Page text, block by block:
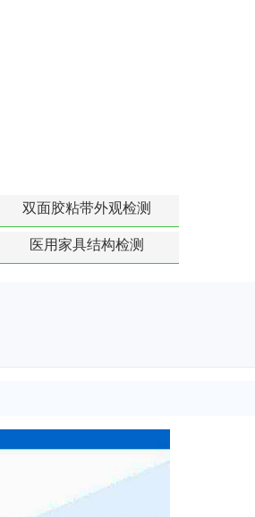
双面胶粘带外观检测
医用家具结构检测